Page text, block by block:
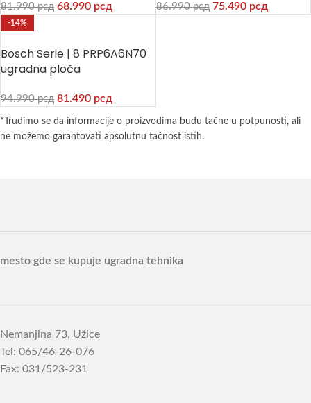
81.990рсд 68.990 рсд 86.990рсд 75.490 рсд
-14%
Bosch Serie | 8 PRP6A6N70
ugradna ploča
94.990рсд 81.490 рсд
*Trudimo se da informacije o proizvodima budu tačne u potpunosti, ali
ne možemo garantovati apsolutnu tačnost istih.
mesto gde se kupuje ugradna tehnika
Nemanjina 73, Užice
Tel: 065/46-26-076
Fax: 031/523-231